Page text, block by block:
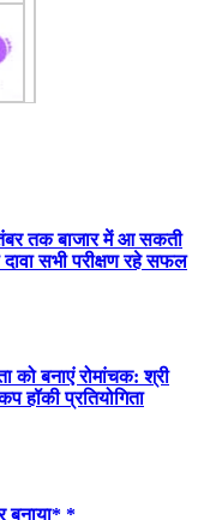
तक बाजार में आ सकती
सभी परीक्षण रहे सफल
को बनाएं रोमांचक: श्री
हॉकी प्रतियोगिता
बनाया* *